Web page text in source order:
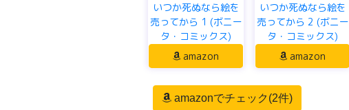
いつか死ぬなら絵を
売ってから 1 (ボニー
タ・コミックス)
amazon
いつか死ぬなら絵を
売ってから 2 (ボニー
タ・コミックス)
amazon
amazonでチェック(2件)